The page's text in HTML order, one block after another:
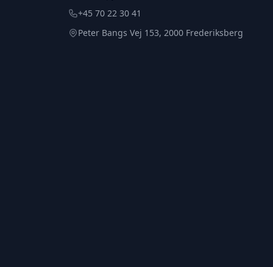
+45 70 22 30 41
Peter Bangs Vej 153, 2000 Frederiksberg